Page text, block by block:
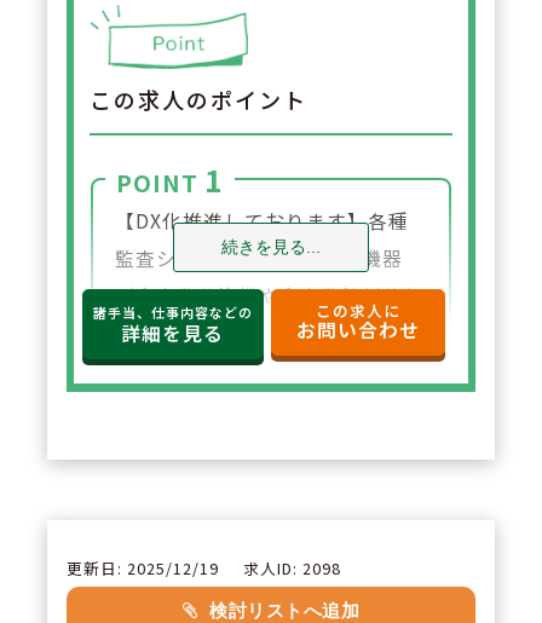
この求人のポイント
POINT 1
【DX化推進しております】各種
監査システムや、各種調剤機器
（全自動分注機や全自動錠剤分包
機、軟膏練り機など）や、クラウ
ド型の薬歴と一体型のレセコンを
POINT 2
続きを見る...
諸手当、仕事内容などの
詳細を見る
この求人に
お問い合わせ
更新日: 2025/12/19 求人ID: 2098
検討リストへ追加